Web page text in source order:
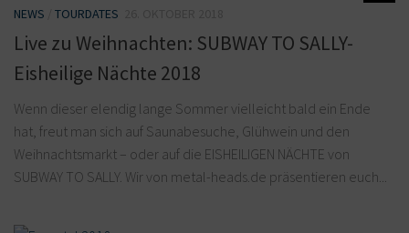
NEWS TOURDATES
Live zu Weihnachten: SUBWAY TO SALLY-
Eisheilige Nächte 2018
Wenn dieser elendig lange Sommer vielleicht bald ein Ende
hat, freut man sich auf Saunabesuche, Glühwein und den
Weihnachtsmarkt – oder auf die EISHEILIGEN NÄCHTE von
SUBWAY TO SALLY. Wir von metal-heads.de präsentieren euch...